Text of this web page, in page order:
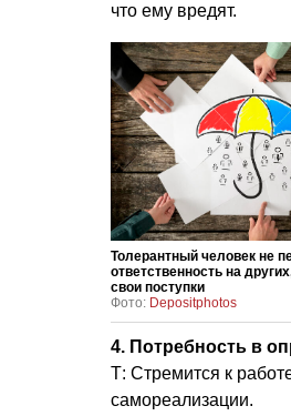
что ему вредят.
Толерантный человек не
ответственность на
свои поступки
Фото: Depositphotos
4. Потребность в
Т: Стремится к
самореализации.